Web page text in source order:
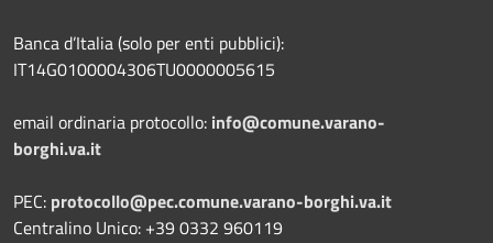
Banca d’Italia (solo per enti pubblici):
IT14G0100004306TU0000005615
email ordinaria protocollo: info@comune.varano-
borghi.va.it
PEC: protocollo@pec.comune.varano-borghi.va.it
Centralino Unico: +39 0332 960119